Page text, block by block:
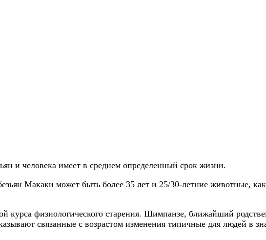
и человека имеет в среднем определенный срок жизни.
Макаки может быть более 35 лет и 25/30-летние животные,
курса физиологического старения. Шимпанзе, ближайший
связанные с возрастом изменения типичные для людей в